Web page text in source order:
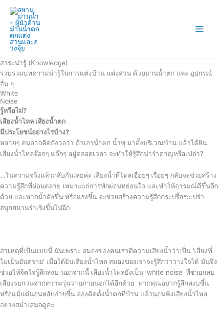
content
สาระน่ารู้ (Knowledge)
รวบรวมบทความน่ารู้ในการแต่งบ้าน แต่งสวน ด้วยม่านน้ำตก และ อุปกรณ์
อื่น ๆ
White
Noise
รู้หรือไม่?
เสียงน้ำไหล เสียงน้ำตก
มีประโยชน์อย่างไรบ้าง?
หลายๆ คนอาจคิดกังวลว่า ถ้าเอาน้ำตก น้ำพุ มาตั้งบริเวณบ้าน แล้วได้ยิน
เสียงน้ำไหลจ๊อกๆ แจ๊กๆ อยู่ตลอดเวลา จะทำให้รู้สึกน่ารำคาญหรือเปล่า?
…ในความจริงแล้วกลับกันเลยค่ะ เสียงน้ำที่ไหลเอื่อยๆ เรื่อยๆ กลับจะช่วยสร้าง
ความรู้สึกที่ผ่อนคลาย เหมาะแก่การพักผ่อนหย่อนใจ และทำให้อารมณ์ดีขึ้นอีก
ด้วย และหากน้ำดังขึ้น หรือแรงขึ้น จะช่วยสร้างความรู้สึกกระปรี้กระเปร่า
สนุกสนานร่าเริงขึ้นไปอีก
สาเหตุที่เป็นแบบนี้ นั่นเพราะ สมองของคนเราตีความเสียงน้ำว่าเป็น ‘เสียงที่
ไม่เป็นอันตราย’ เมื่อได้ยินเสียงน้ำไหล สมองของเราจะรู้สึกว่าวางใจได้ มันจึง
ช่วยให้จิตใจรู้สึกสงบ นอกจากนี้ เสียงน้ำไหลยังเป็น ‘white noise’ ที่ช่วยกลบ
เสียงรบกวนจากความวุ่นวายภายนอกได้อีกด้วย หากคุณอยากรู้สึกสงบขึ้น
หรือแม้แต่นอนหลับง่ายขึ้น ลองติดตั้งน้ำตกที่บ้าน แล้วนอนฟังเสียงน้ำไหล
อย่างสม่ำเสมอดูค่ะ